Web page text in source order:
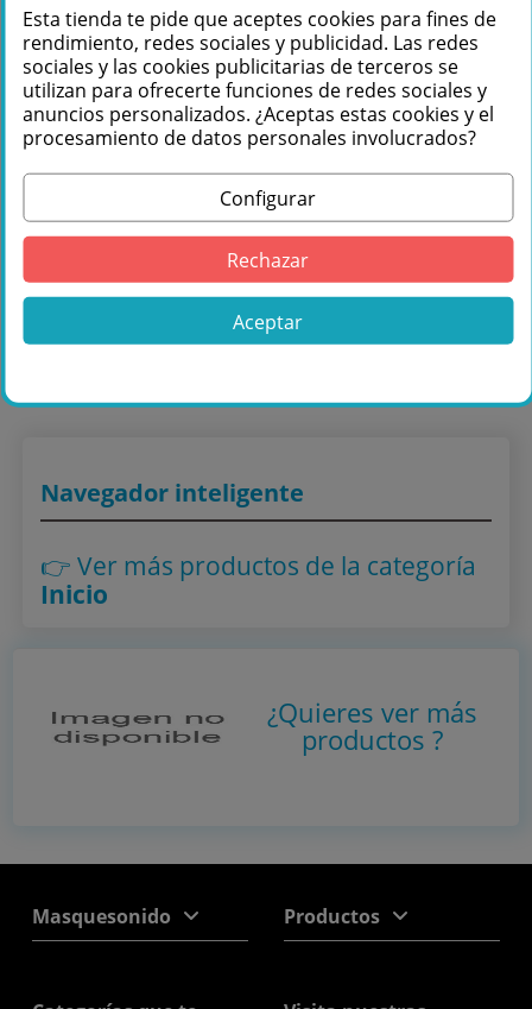
Formas LED
Te podemos ayudar
+34 976 36 61 60
Comprar Showtec Tubo de píxeles 16
44521 en Másquesonido con envío rápido
Navegador inteligente
👉 Ver más productos de la categoría
Inicio
¿Quieres ver más
productos?
Masquesonido Productos
Esta tienda te pide que aceptes cookies para fines de
rendimiento, redes sociales y publicidad. Las redes
sociales y las cookies publicitarias de terceros se
utilizan para ofrecerte funciones de redes sociales y
anuncios personalizados. ¿Aceptas estas cookies y el
procesamiento de datos personales involucrados?
Configurar
Rechazar
Aceptar